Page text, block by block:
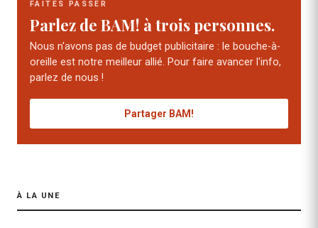
FAITES PASSER
Parlez de BAM! à trois personnes.
Nous n'avons pas de budget publicitaire : le bouche-à-
oreille est notre meilleur allié. Pour faire avancer l'info,
parlez de nous !
Partager BAM!
À LA UNE